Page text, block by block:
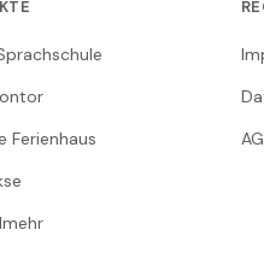
Ferienhaus